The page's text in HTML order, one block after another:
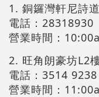
1. 銅鑼灣軒尼詩
電話：28318930
營業時間：
2. 旺角朗豪坊L2
電話：3514 9238
營業時間：